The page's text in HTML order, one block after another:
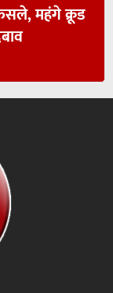
महंगे क्रूड